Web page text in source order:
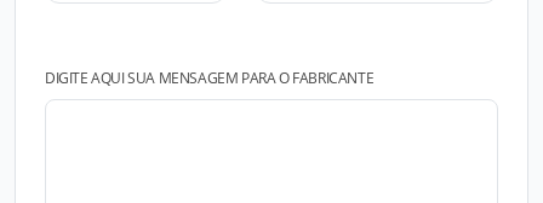
DIGITE AQUI SUA MENSAGEM PARA O FABRICANTE